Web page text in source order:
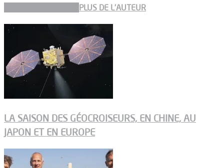
PLUS DE L'AUTEUR
LA SAISON DES GÉOCROISEURS, EN CHINE, AU
JAPON ET EN EUROPE